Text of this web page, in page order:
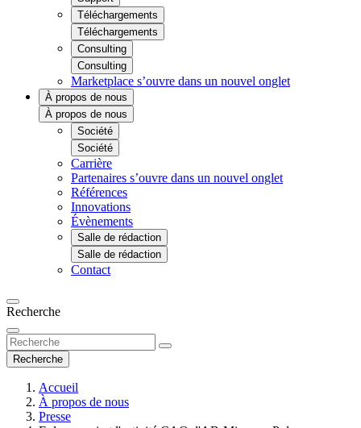
Téléchargements
Téléchargements
Consulting
Consulting
Marketplace s’ouvre dans un nouvel onglet
À propos de nous
À propos de nous
Société
Société
Carrière
Partenaires s’ouvre dans un nouvel onglet
Références
Innovations
Évènements
Salle de rédaction
Salle de rédaction
Contact
Recherche
Recherche
Accueil
À propos de nous
Presse